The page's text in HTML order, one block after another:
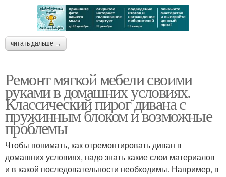
читать дальше →
Ремонт мягкой мебели своими
руками в домашних условиях.
Классический пирог дивана с
пружинным блоком и возможные
проблемы
Чтобы понимать, как отремонтировать диван в
домашних условиях, надо знать какие слои материалов
и в какой последовательности необходимы. Например, в